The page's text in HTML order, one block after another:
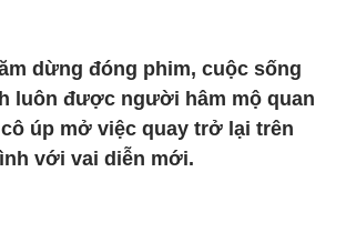
dừng đóng phim, cuộc sống
luôn được người hâm mộ quan
úp mở việc quay trở lại trên
với vai diễn mới.